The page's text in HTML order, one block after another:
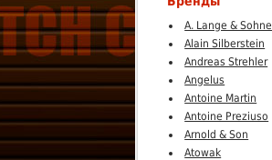
A. Lange & Sohne
Alain Silberstein
Andreas Strehler
Angelus
Antoine Martin
Antoine Preziuso
Arnold & Son
Atowak